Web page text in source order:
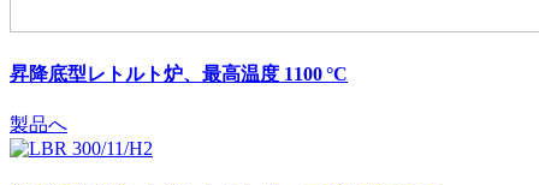
昇降底型レトルト炉、最高温度 1100 °C
製品へ